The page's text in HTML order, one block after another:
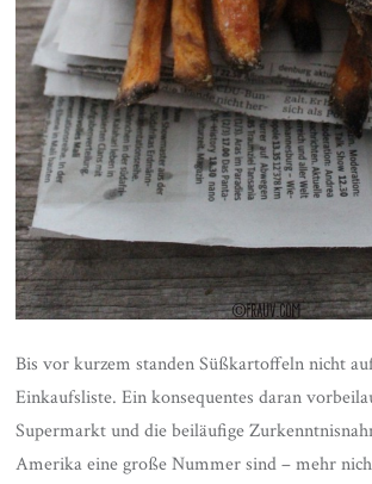
Bis vor kurzem standen Süßkartoffeln nicht
Einkaufsliste. Ein konsequentes daran
Supermarkt und die beiläufige
Amerika eine große Nummer sind – mehr